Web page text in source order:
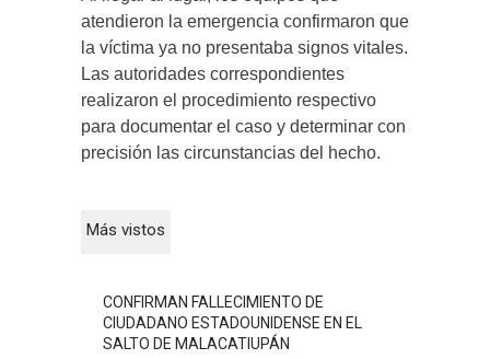
atendieron la emergencia confirmaron que
la víctima ya no presentaba signos vitales.
Las autoridades correspondientes
realizaron el procedimiento respectivo
para documentar el caso y determinar con
precisión las circunstancias del hecho.
Más vistos
CONFIRMAN FALLECIMIENTO DE
CIUDADANO ESTADOUNIDENSE EN EL
SALTO DE MALACATIUPÁN